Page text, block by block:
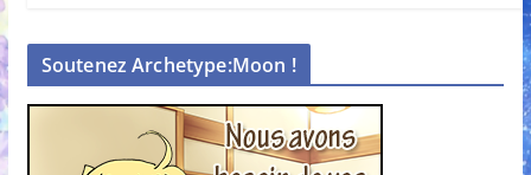
Soutenez Archetype:Moon !